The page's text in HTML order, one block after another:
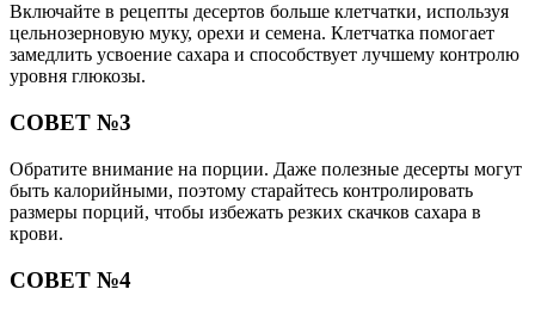
Включайте в рецепты десертов больше клетчатки, используя
цельнозерновую муку, орехи и семена. Клетчатка помогает
замедлить усвоение сахара и способствует лучшему контролю
уровня глюкозы.
СОВЕТ №3
Обратите внимание на порции. Даже полезные десерты могут
быть калорийными, поэтому старайтесь контролировать
размеры порций, чтобы избежать резких скачков сахара в
крови.
СОВЕТ №4